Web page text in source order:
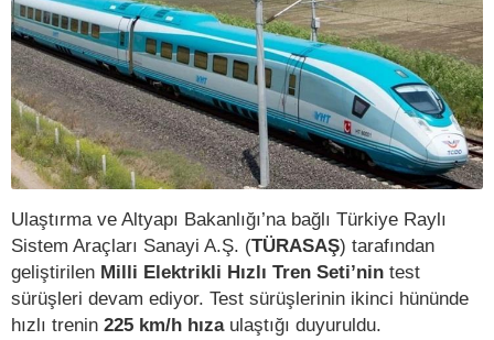
Ulaştırma ve Altyapı Bakanlığı’na bağlı Türkiye Raylı
Sistem Araçları Sanayi A.Ş. (TÜRASAŞ) tarafından
geliştirilen Milli Elektrikli Hızlı Tren Seti’nin test
sürüşleri devam ediyor. Test sürüşlerinin ikinci hününde
hızlı trenin 225 km/h hızaulaştığı duyuruldu.